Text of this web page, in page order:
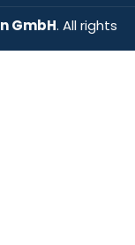
GmbH. All rights